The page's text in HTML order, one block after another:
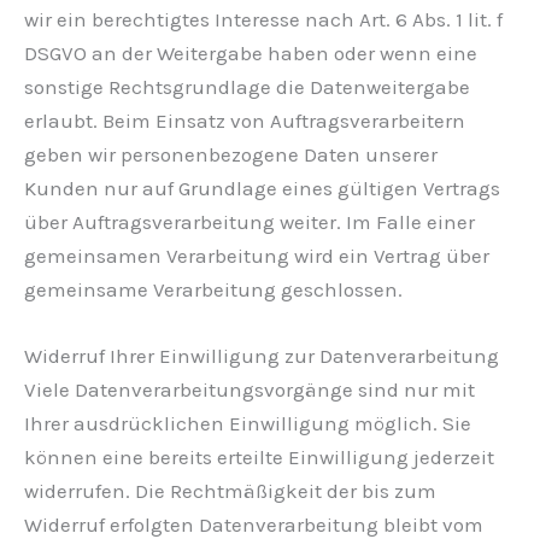
wir ein berechtigtes Interesse nach Art. 6 Abs. 1 lit. f
DSGVO an der Weitergabe haben oder wenn eine
sonstige Rechtsgrundlage die Datenweitergabe
erlaubt. Beim Einsatz von Auftragsverarbeitern
geben wir personenbezogene Daten unserer
Kunden nur auf Grundlage eines gültigen Vertrags
über Auftragsverarbeitung weiter. Im Falle einer
gemeinsamen Verarbeitung wird ein Vertrag über
gemeinsame Verarbeitung geschlossen.
Widerruf Ihrer Einwilligung zur Datenverarbeitung
Viele Datenverarbeitungsvorgänge sind nur mit
Ihrer ausdrücklichen Einwilligung möglich. Sie
können eine bereits erteilte Einwilligung jederzeit
widerrufen. Die Rechtmäßigkeit der bis zum
Widerruf erfolgten Datenverarbeitung bleibt vom